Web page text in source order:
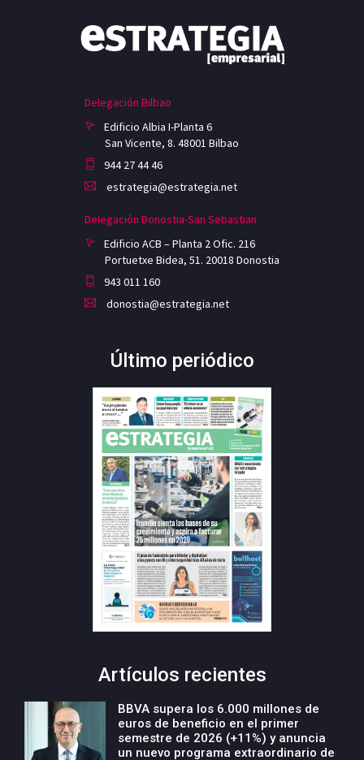
Delegación Bilbao
Edificio Albia I-Planta 6
San Vicente, 8. 48001 Bilbao
944 27 44 46
estrategia@estrategia.net
Delegación Donostia-San Sebastian
Edificio ACB – Planta 2 Ofic. 216
Portuetxe Bidea, 51. 20018 Donostia
943 011 160
donostia@estrategia.net
Último periódico
Artículos recientes
BBVA supera los 6.000 millones de
euros de beneficio en el primer
semestre de 2026 (+11%) y anuncia
un nuevo programa extraordinario de